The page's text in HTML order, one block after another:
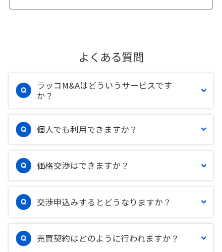
よくある質問
ラッコM&Aはどういうサービスです
か？
個人でも利用できますか？
価格交渉はできますか？
交渉申込みするとどうなりますか？
売買契約はどのように行われますか？